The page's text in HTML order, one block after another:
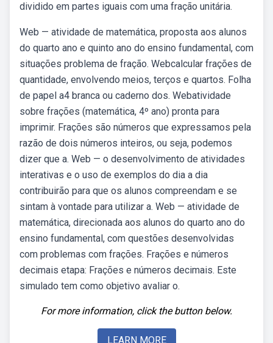
dividido em partes iguais com uma fração unitária.
Web — atividade de matemática, proposta aos alunos
do quarto ano e quinto ano do ensino fundamental, com
situações problema de fração. Webcalcular frações de
quantidade, envolvendo meios, terços e quartos. Folha
de papel a4 branca ou caderno dos. Webatividade
sobre frações (matemática, 4º ano) pronta para
imprimir. Frações são números que expressamos pela
razão de dois números inteiros, ou seja, podemos
dizer que a. Web — o desenvolvimento de atividades
interativas e o uso de exemplos do dia a dia
contribuirão para que os alunos compreendam e se
sintam à vontade para utilizar a. Web — atividade de
matemática, direcionada aos alunos do quarto ano do
ensino fundamental, com questões desenvolvidas
com problemas com frações. Frações e números
decimais etapa: Frações e números decimais. Este
simulado tem como objetivo avaliar o.
For more information, click the button below.
LEARN MORE